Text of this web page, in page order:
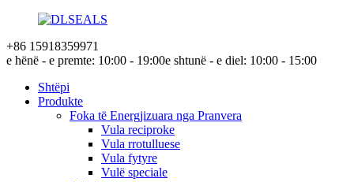
+86 15918359971
e hënë - e premte: 10:00 - 19:00e shtunë - e diel: 10:00 - 15:00
Shtëpi
Produkte
Foka të Energjizuara nga Pranvera
Vula reciproke
Vula rrotulluese
Vula fytyre
Vulë speciale